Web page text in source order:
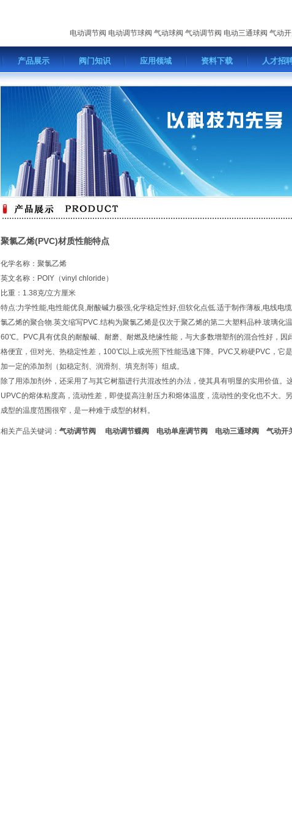
电动调节阀 电动调节球阀 气动球阀 气动调节阀 电动三通球阀 气动
产品展示 阀门知识 应用领域 资料下载 人才招
聚氯乙烯(PVC)材质性能特点
化学名称：聚氯乙烯
英文名称：POIY（vinyl chloride）
比重：1.38克/立方厘米
特点:力学性能,电性能优良,耐酸碱力极强,化学稳定性好,但软化点低.适于制作薄板,电线电
氯乙烯的聚合物.英文缩写PVC.结构为聚氯乙烯是仅次于聚乙烯的第二大塑料品种.玻璃
60℃。PVC具有优良的耐酸碱、耐磨、耐燃及绝缘性能，与大多数增塑剂的混合性好，因
格便宜，但对光、热稳定性差，100℃以上或光照下性能迅速下降。PVC又称硬PVC，它
加一定的添加剂（如稳定剂、润滑剂、填充剂等）组成。
除了用添加剂外，还采用了与其它树脂进行共混改性的办法，使其具有明显的实用价值。
UPVC的熔体粘度高，流动性差，即使提高注射压力和熔体温度，流动性的变化也不大。
成型的温度范围很窄，是一种难于成型的材料。
相关产品关键词： 气动调节阀 电动调节蝶阀 电动单座调节阀 电动三通球阀 气动开